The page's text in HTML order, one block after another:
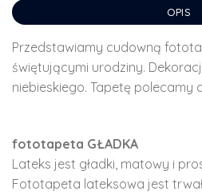
OPIS
Przedstawiamy cudowną
świętującymi urodziny.
niebieskiego. Tapetę polecamy
fototapeta GŁADKA
Lateks jest gładki, matowy i
Fototapeta lateksowa jest